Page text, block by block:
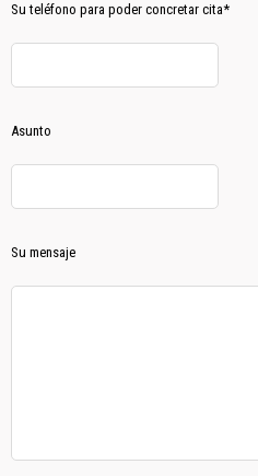
Su teléfono para poder concretar cita*
Asunto
Su mensaje